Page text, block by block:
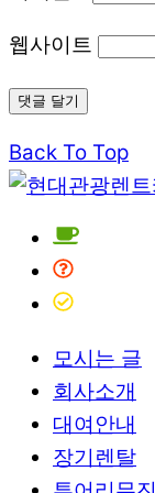
웹사이트
Back To Top
모시는 글
회사소개
대여안내
장기렌탈